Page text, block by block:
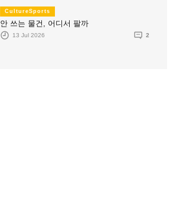
CultureSports
안 쓰는 물건, 어디서 팔까
13 Jul 2026 2